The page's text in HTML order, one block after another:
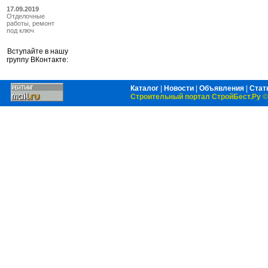
17.09.2019
Отделочные
работы, ремонт
под ключ
Вступайте в нашу
группу ВКонтакте:
Каталог Новости Объявления
Строительный портал СтройБест.Ру